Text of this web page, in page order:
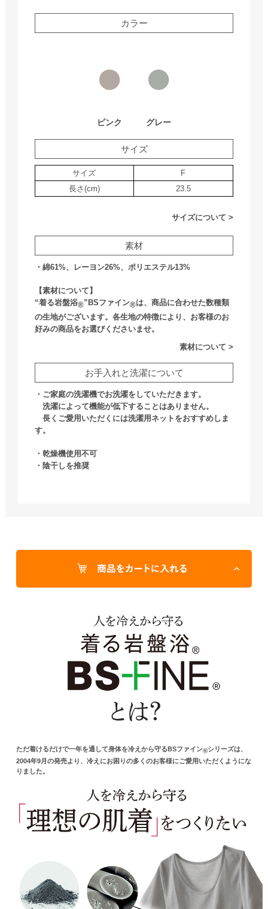
カラー
●
ピンク
●
グレー
サイズ
サイズ
F
長さ(cm)
23.5
サイズについて >
素材
・綿61%、レーヨン26%、ポリエステル13%
【素材について】
“着る岩盤浴®”BSファイン®は、商品に合わせた数種類
の生地がございます。各生地の特徴により、お客様のお
好みの商品をお選びくださいませ。
素材について >
お手入れと洗濯について
・ご家庭の洗濯機でお洗濯をしていただきます。
洗濯によって機能が低下することはありません。
長くご愛用いただくには洗濯用ネットをおすすめしま
す。
・乾燥機使用不可
・陰干しを推奨
ただ着けるだけで一年を通して身体を冷えから守るBSファイン®シリーズは、
2004年9月の発売より、冷えにお困りの多くのお客様にご愛用いただくようにな
りました。